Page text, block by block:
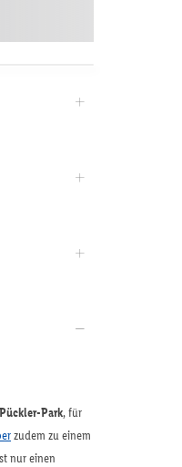
Park, für
zudem zu einem
nur einen